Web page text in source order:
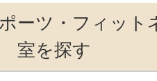
大阪市阿倍野
大阪市北区(5)
堺市堺区(1)
ーツ・フィット
室を探す